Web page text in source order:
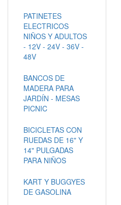
PATINETES
ELECTRICOS
NIÑOS Y ADULTOS
- 12V - 24V - 36V -
48V
BANCOS DE
MADERA PARA
JARDÍN - MESAS
PICNIC
BICICLETAS CON
RUEDAS DE 16" Y
14" PULGADAS
PARA NIÑOS
KART Y BUGGYES
DE GASOLINA